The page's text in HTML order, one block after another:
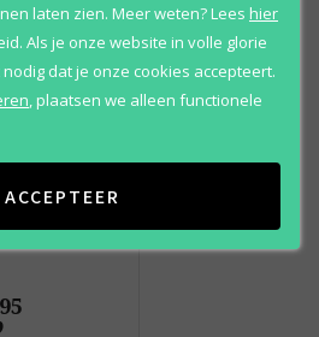
Dior
95
laten zien. Meer weten?Lees hier
Als je onze website in volle glorie
dat je onze cookies accepteert.
plaatsen we alleen functionele
ACCEPTEER